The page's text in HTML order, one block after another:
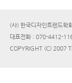
(사) 한국디자인트렌드
대표전화 : 070-4412-
COPYRIGHT (C) 2007